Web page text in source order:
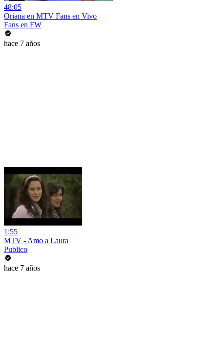
48:05
Oriana en MTV Fans en Vivo
Fans en FW
hace 7 años
1:55
MTV - Amo a Laura
Publico
hace 7 años